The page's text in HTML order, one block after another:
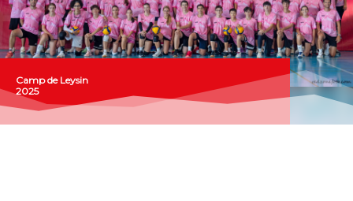
Camp de Leysin
2025